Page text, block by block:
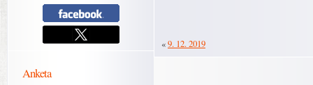
Anketa
«9. 12. 2019